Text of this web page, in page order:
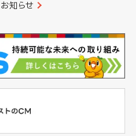
お知らせ